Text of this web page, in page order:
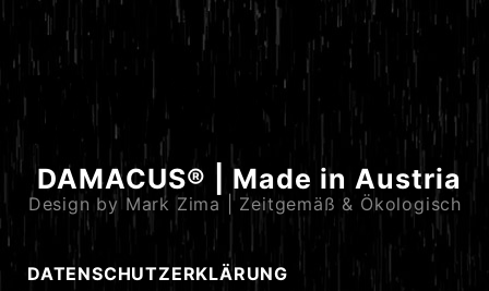
DAMACUS® | Made in Austria
Design by Mark Zima | Zeitgemäß & Ökologisch
DATENSCHUTZERKLÄRUNG